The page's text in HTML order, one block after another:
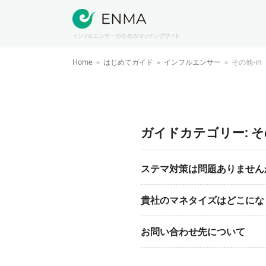
Home » はじめてガイド » インフルエンサー » その他-in
ガイドカテゴリー:
ステマ対策は問題ありませ
貴社のマネタイズはどこに
お問い合わせ先について